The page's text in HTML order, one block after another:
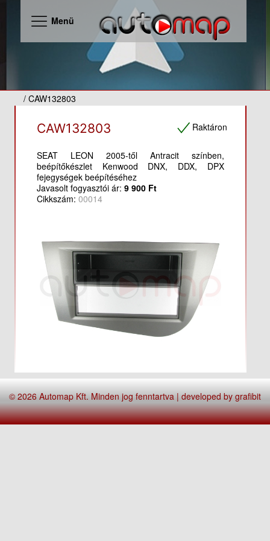
Menü
/ CAW132803
Raktáron
CAW132803
SEAT LEON 2005-től Antracit színben,
beépítőkészlet Kenwood DNX, DDX, DPX
fejegységek beépítéséhez
Javasolt fogyasztói ár: 9 900 Ft
Cikkszám: 00014
© 2026 Automap Kft. Minden jog fenntartva | developed bygrafibit